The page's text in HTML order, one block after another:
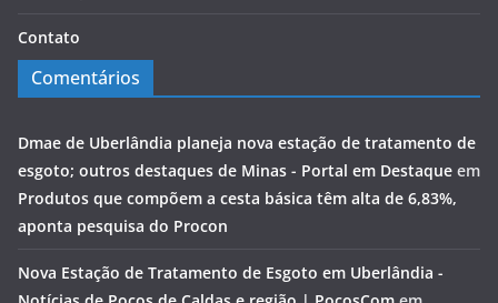
Contato
Comentários
Dmae de Uberlândia planeja nova estação de tratamento de
esgoto; outros destaques de Minas - Portal em Destaque em
Produtos que compõem a cesta básica têm alta de 6,83%,
aponta pesquisa do Procon
Nova Estação de Tratamento de Esgoto em Uberlândia -